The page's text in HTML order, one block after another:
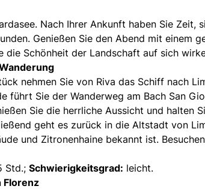
Nach Ihrer Ankunft haben Sie Zeit,
Genießen Sie den Abend mit einem
die Schönheit der Landschaft auf sich
nehmen Sie von Riva das Schiff nach
führt Sie der Wanderweg am Bach San
Sie die herrliche Aussicht und halten
geht es zurück in die Altstadt von
und Zitronenhaine bekannt ist.
Std.; Schwierigkeitsgrad: leicht.
Florenz